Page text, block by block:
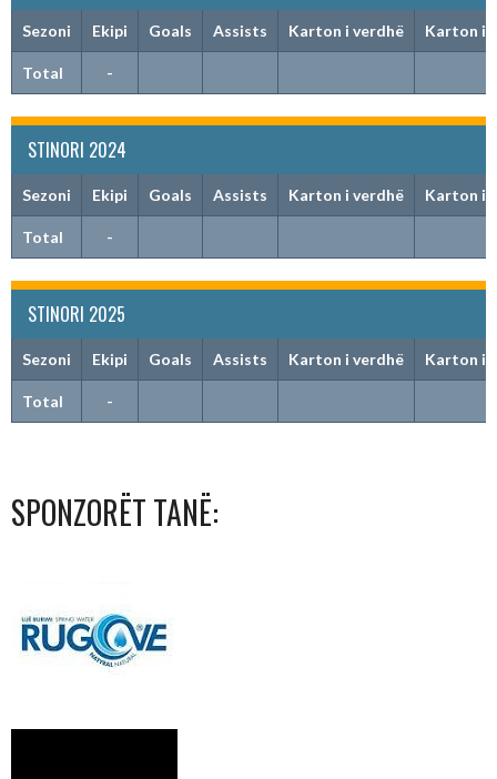
Sezoni Ekipi Goals Assists Karton i verdhë Karton i
Total -
STINORI 2024
Sezoni Ekipi Goals Assists Karton i verdhë Karton i
Total -
STINORI 2025
Sezoni Ekipi Goals Assists Karton i verdhë Karton i
Total -
SPONZORËT TANË: